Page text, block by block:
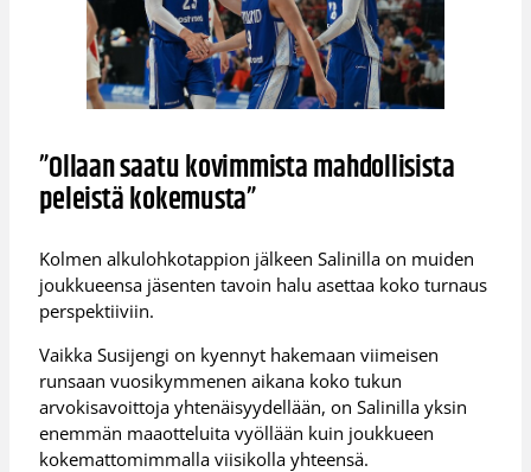
”Ollaan saatu kovimmista mahdollisista
peleistä kokemusta”
Kolmen alkulohkotappion jälkeen Salinilla on muiden
joukkueensa jäsenten tavoin halu asettaa koko turnaus
perspektiiviin.
Vaikka Susijengi on kyennyt hakemaan viimeisen
runsaan vuosikymmenen aikana koko tukun
arvokisavoittoja yhtenäisyydellään, on Salinilla yksin
enemmän maaotteluita vyöllään kuin joukkueen
kokemattomimmalla viisikolla yhteensä.